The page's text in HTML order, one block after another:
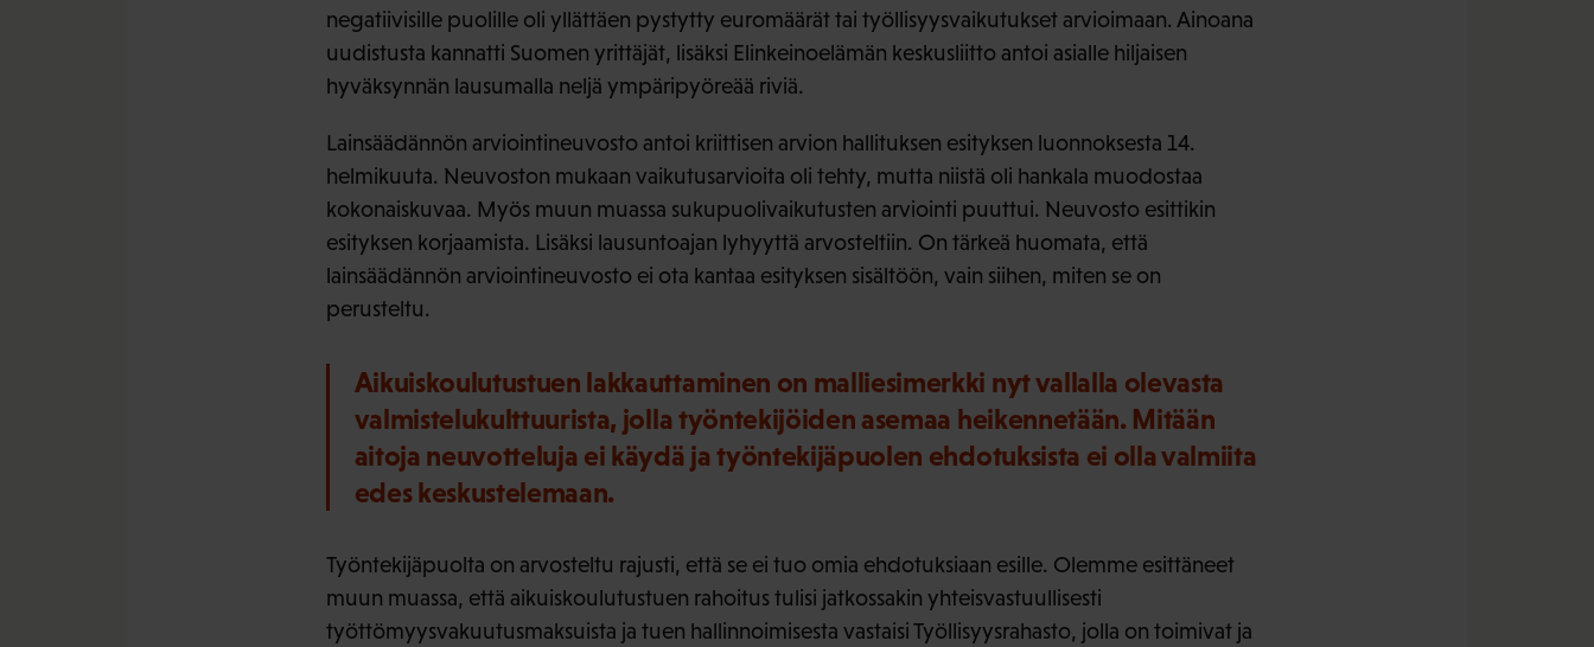
negatiivisille puolille oli yllättäen pystytty euromäärät tai työllisyysvaikutukset arvioimaan. Ainoana
uudistusta kannatti Suomen yrittäjät, lisäksi Elinkeinoelämän keskusliitto antoi asialle hiljaisen
hyväksynnän lausumalla neljä ympäripyöreää riviä.
Lainsäädännön arviointineuvosto antoi kriittisen arvion hallituksen esityksen luonnoksesta 14.
helmikuuta. Neuvoston mukaan vaikutusarvioita oli tehty, mutta niistä oli hankala muodostaa
kokonaiskuvaa. Myös muun muassa sukupuolivaikutusten arviointi puuttui. Neuvosto esittikin
esityksen korjaamista. Lisäksi lausuntoajan lyhyyttä arvosteltiin. On tärkeä huomata, että
lainsäädännön arviointineuvosto ei ota kantaa esityksen sisältöön, vain siihen, miten se on
perusteltu.
Aikuiskoulutustuen lakkauttaminen on malliesimerkki nyt vallalla olevasta
valmistelukulttuurista, jolla työntekijöiden asemaa heikennetään. Mitään
aitoja neuvotteluja ei käydä ja työntekijäpuolen ehdotuksista ei olla valmiita
edes keskustelemaan.
Työntekijäpuolta on arvosteltu rajusti, että se ei tuo omia ehdotuksiaan esille. Olemme esittäneet
muun muassa, että aikuiskoulutustuen rahoitus tulisi jatkossakin yhteisvastuullisesti
työttömyysvakuutusmaksuista ja tuen hallinnoimisesta vastaisi Työllisyysrahasto, jolla on toimivat ja